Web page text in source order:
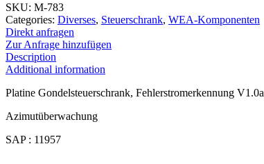
SKU: M-783
Categories: Diverses, Steuerschrank, WEA-Komponenten
Direkt anfragen
Zur Anfrage hinzufügen
Description
Additional information
Platine Gondelsteuerschrank, Fehlerstromerkennung V1.0a
Azimutüberwachung
SAP : 11957